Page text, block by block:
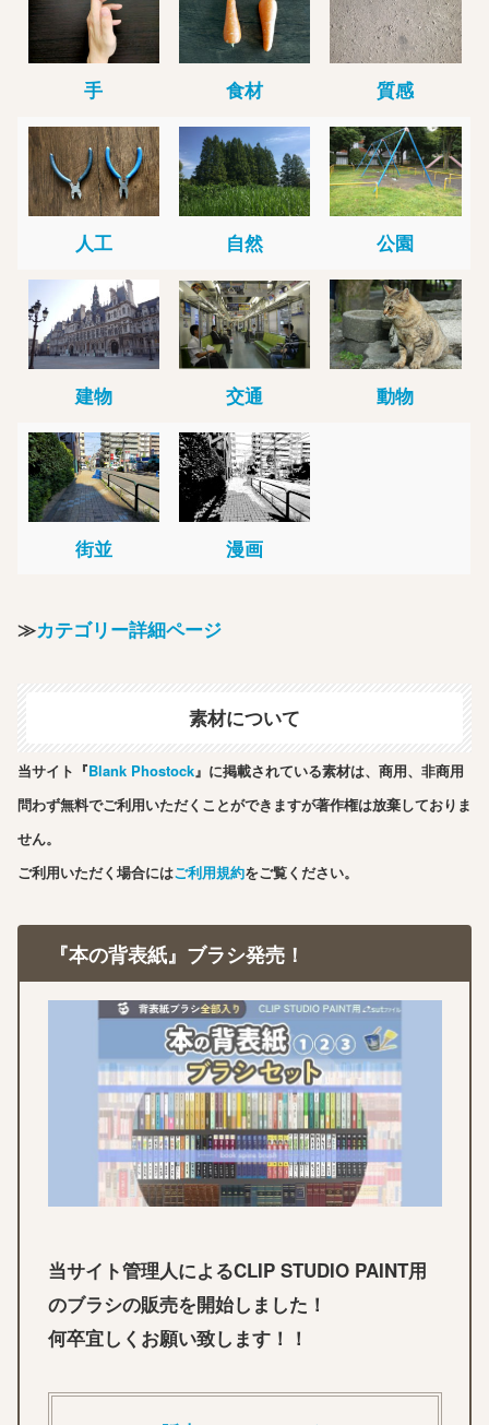
手 食材 質感
人工 自然 公園
建物 交通 動物
街並 漫画
≫カテゴリー詳細ページ
素材について
当サイト『Blank Phostock』に掲載されている素材は、商用、非商用
問わず無料でご利用いただくことができますが著作権は放棄しておりま
せん。
ご利用いただく場合にはご利用規約をご覧ください。
『本の背表紙』ブラシ発売！
当サイト管理人によるCLIP STUDIO PAINT用
のブラシの販売を開始しました！
何卒宜しくお願い致します！！